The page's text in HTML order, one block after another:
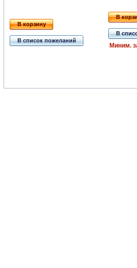
В корзину
В список пожеланий
В
В
Миним.